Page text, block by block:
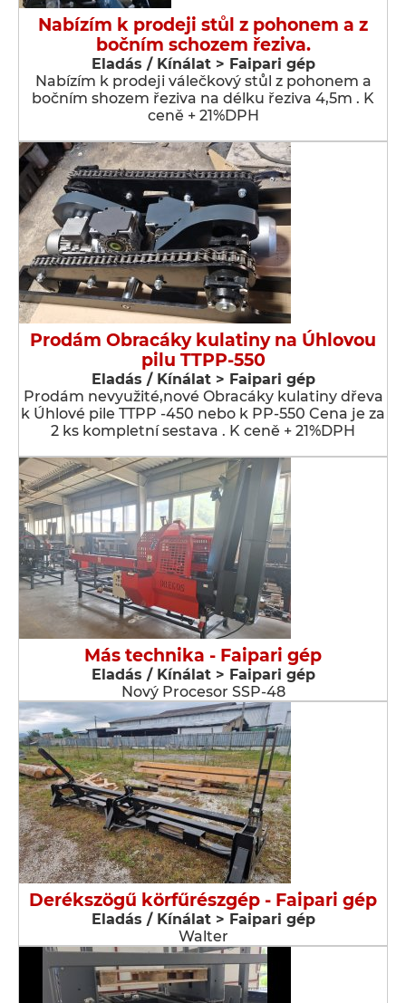
Nabízím k prodeji stůl z pohonem a z
bočním schozem řeziva.
Eladás / Kínálat > Faipari gép
Nabízím k prodeji válečkový stůl z pohonem a
bočním shozem řeziva na délku řeziva 4,5m . K
ceně + 21%DPH
Prodám Obracáky kulatiny na Úhlovou
pilu TTPP-550
Eladás / Kínálat > Faipari gép
Prodám nevyužité,nové Obracáky kulatiny dřeva
k Úhlové pile TTPP -450 nebo k PP-550 Cena je za
2 ks kompletní sestava . K ceně + 21%DPH
Más technika - Faipari gép
Eladás / Kínálat > Faipari gép
Nový Procesor SSP-48
Derékszögű körfűrészgép - Faipari gép
Eladás / Kínálat > Faipari gép
Walter